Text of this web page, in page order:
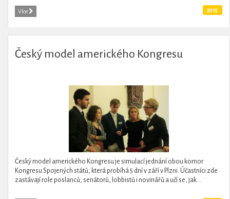
Více 2015
Český model amerického Kongresu
Český model amerického Kongresu je simulací jednání obou komor
Kongresu Spojených států, která probíhá 5 dní v září v Plzni. Účastníci zde
zastávají role poslanců, senátorů, lobbistů i novinářů a učí se, jak...